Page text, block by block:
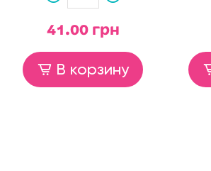
41.00 грн
В корзину